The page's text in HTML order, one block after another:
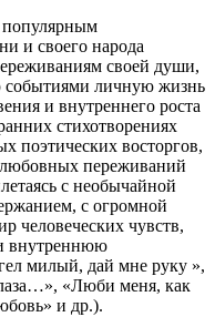
популярным
и своего народа
своей души,
событиями личную жизнь
и внутреннего роста
стихотворениях
поэтических восторгов,
переживаний
с необычайной
с огромной
человеческих чувств,
внутреннюю
милый, дай мне руку »,
«Люби меня, как
и др.).